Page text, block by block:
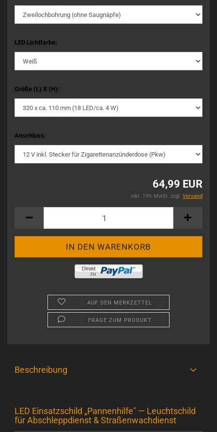
LED Lichtfarbe:
Größe (L) X (H):
Anschluss:
64,99 EUR
inkl. 19% MwSt. zzgl. Versand
AUF DEN MERKZETTEL
FRAGE ZUM PRODUKT
Beschreibung
LED Einsatzschild „Pannenhilfe" — Leuchtschild
für Abschleppdienst & Straßenwachdienst